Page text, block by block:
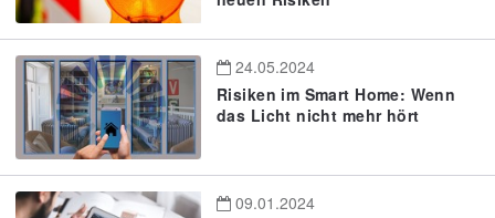
24.05.2024
Risiken im Smart Home: Wenn
das Licht nicht mehr hört
09.01.2024